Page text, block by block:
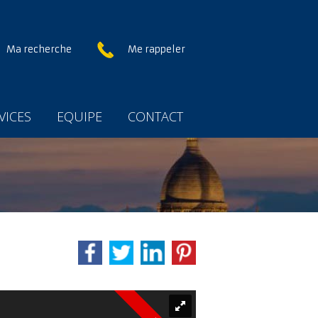
Me rappeler
Ma recherche
EQUIPE CONTACT